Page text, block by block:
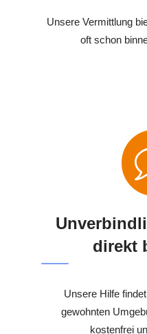
Unsere Vermittlung
oft schon
direkt
Unsere Hilfe
gewohnten
kostenfrei